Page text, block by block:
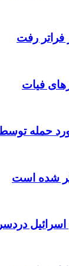
فیات
حمله
شده است
اسرائیل